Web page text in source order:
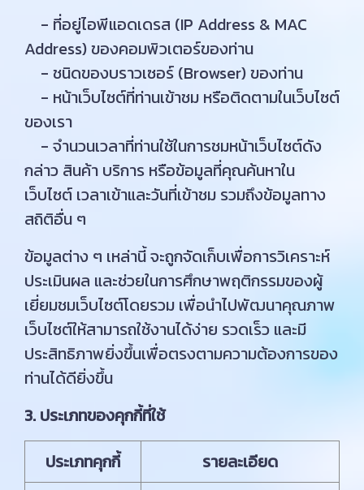
- ที่อยู่ไอพีแอดเดรส (IP Address & MAC
Address) ของคอมพิวเตอร์ของท่าน
- ชนิดของบราวเซอร์ (Browser) ของท่าน
- หน้าเว็บไซต์ที่ท่านเข้าชม หรือติดตามในเว็บไซต์
ของเรา
- จำนวนเวลาที่ท่านใช้ในการชมหน้าเว็บไซต์ดัง
กล่าว สินค้า บริการ หรือข้อมูลที่คุณค้นหาใน
เว็บไซต์ เวลาเข้าและวันที่เข้าชม รวมถึงข้อมูลทาง
สถิติอื่น ๆ
ข้อมูลต่าง ๆ เหล่านี้ จะถูกจัดเก็บเพื่อการวิเคราะห์
ประเมินผล และช่วยในการศึกษาพฤติกรรมของผู้
เยี่ยมชมเว็บไซต์โดยรวม เพื่อนำไปพัฒนาคุณภาพ
เว็บไซต์ให้สามารถใช้งานได้ง่าย รวดเร็ว และมี
ประสิทธิภาพยิ่งขึ้นเพื่อตรงตามความต้องการของ
ท่านได้ดียิ่งขึ้น
3. ประเภทของคุกกี้ที่ใช้
ประเภทคุกกี้
รายละเอียด